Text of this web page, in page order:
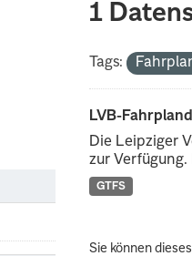
1
Tags:
LVB-
Die Leipziger
zur
GTFS
Sie können